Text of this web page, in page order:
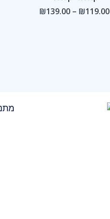
₪119.00
–
₪139.00
⁦₪139.00⁩